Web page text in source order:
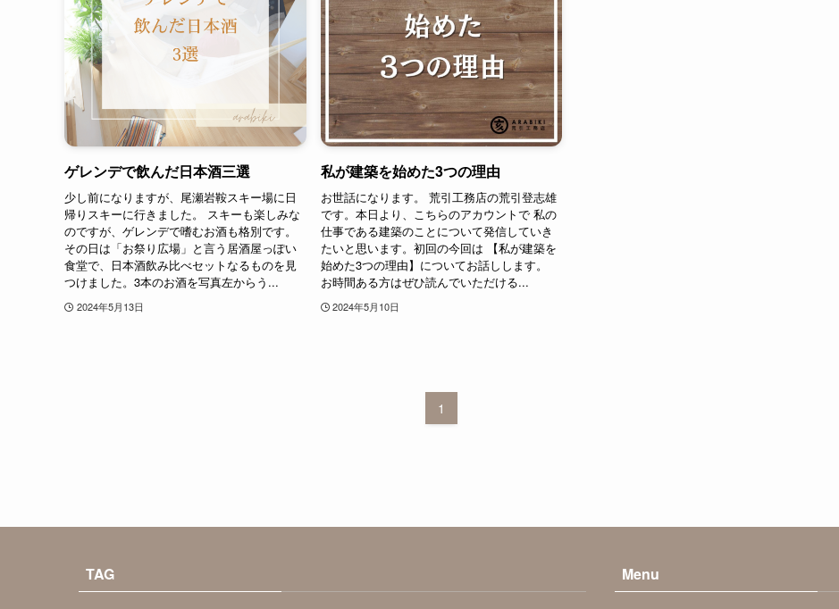
ゲレンデで飲んだ日本酒三選
少し前になりますが、尾瀬岩鞍スキー場に日
帰りスキーに行きました。 スキーも楽しみな
のですが、ゲレンデで嗜むお酒も格別です。
その日は「お祭り広場」と言う居酒屋っぽい
食堂で、日本酒飲み比べセットなるものを見
つけました。3本のお酒を写真左からう...
2024年5月13日
私が建築を始めた3つの理由
お世話になります。 荒引工務店の荒引登志雄
です。本日より、こちらのアカウントで 私の
仕事である建築のことについて発信していき
たいと思います。初回の今回は 【私が建築を
始めた3つの理由】についてお話しします。
お時間ある方はぜひ読んでいただける...
2024年5月10日
1
TAG Menu